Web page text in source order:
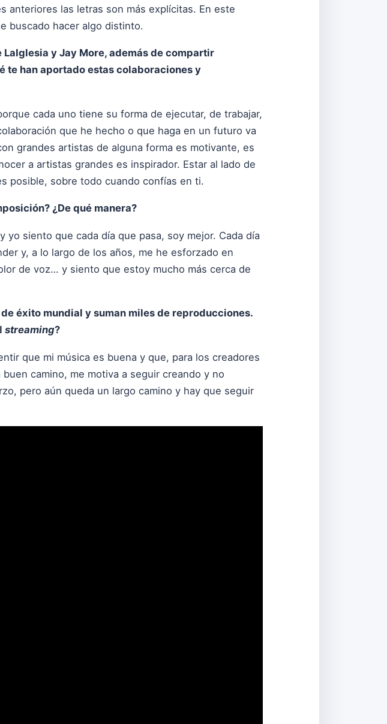
anteriores las letras son más explícitas. En este
buscado hacer algo distinto.
y Jay More, además de compartir
te han aportado estas colaboraciones y
cada uno tiene su forma de ejecutar, de trabajar,
que he hecho o que haga en un futuro va
grandes artistas de alguna forma es motivante, es
a artistas grandes es inspirador. Estar al lado de
posible, sobre todo cuando confías en ti.
¿De qué manera?
siento que cada día que pasa, soy mejor. Cada día
y, a lo largo de los años, me he esforzado en
de voz… y siento que estoy mucho más cerca de
éxito mundial y suman miles de reproducciones.
streaming?
que mi música es buena y que, para los creadores
camino, me motiva a seguir creando y no
pero aún queda un largo camino y hay que seguir